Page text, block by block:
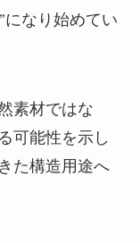
になり始めてい
素材ではな
可能性を示し
た構造用途へ